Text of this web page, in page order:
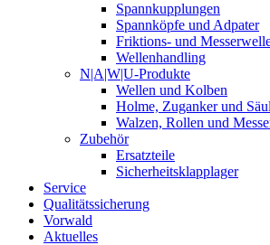
Spannkupplungen
Spannköpfe und Adpater
Friktions- und
Wellenhandling
N|A|W|U-Produkte
Wellen und Kolben
Holme, Zuganker und
Walzen, Rollen und
Zubehör
Ersatzteile
Sicherheitsklapplager
Service
Qualitätssicherung
Vorwald
Aktuelles